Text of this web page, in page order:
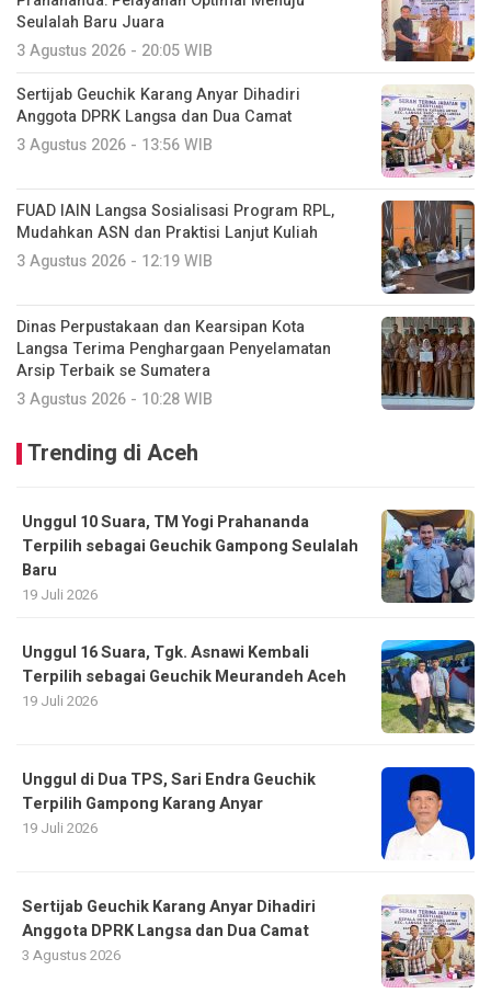
Seulalah Baru Juara
3 Agustus 2026 - 20:05 WIB
Sertijab Geuchik Karang Anyar Dihadiri
Anggota DPRK Langsa dan Dua Camat
3 Agustus 2026 - 13:56 WIB
FUAD IAIN Langsa Sosialisasi Program RPL,
Mudahkan ASN dan Praktisi Lanjut Kuliah
3 Agustus 2026 - 12:19 WIB
Dinas Perpustakaan dan Kearsipan Kota
Langsa Terima Penghargaan Penyelamatan
Arsip Terbaik se Sumatera
3 Agustus 2026 - 10:28 WIB
Trending di Aceh
Unggul 10 Suara, TM Yogi Prahananda
Terpilih sebagai Geuchik Gampong Seulalah
Baru
19 Juli 2026
Unggul 16 Suara, Tgk. Asnawi Kembali
Terpilih sebagai Geuchik Meurandeh Aceh
19 Juli 2026
Unggul di Dua TPS, Sari Endra Geuchik
Terpilih Gampong Karang Anyar
19 Juli 2026
Sertijab Geuchik Karang Anyar Dihadiri
Anggota DPRK Langsa dan Dua Camat
3 Agustus 2026